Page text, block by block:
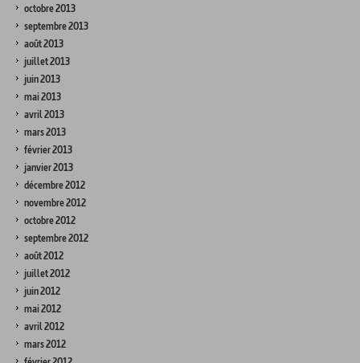
octobre 2013
septembre 2013
août 2013
juillet 2013
juin 2013
mai 2013
avril 2013
mars 2013
février 2013
janvier 2013
décembre 2012
novembre 2012
octobre 2012
septembre 2012
août 2012
juillet 2012
juin 2012
mai 2012
avril 2012
mars 2012